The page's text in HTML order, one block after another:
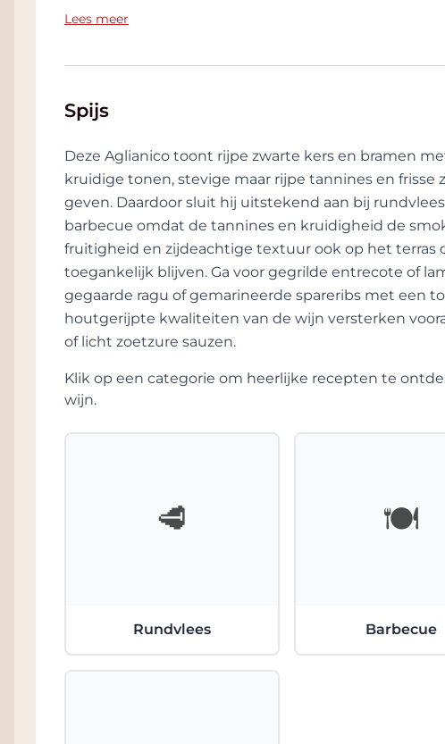
De oprichter van de wijnmakerij, Antonio
wereld reist. Van de kou van de Artic-landen tot
Domini) om te werken aan de verwezenlijking
de historie & tradities van zijn zo geliefde Taurasi,
wijnmakerij te starten.
Het wijnhuis heeft prachtige kelders met talrijke
gebouwd en ontworpen door Antonio, die ook
niet alleen de plaats waar barriques, flessen en
vertegenwoordigen een heus museum over de
en in de veelvoudige uitsparingen in de stenen
gereedschappen en voorwerpen gebruikt door
de gereedschappen en vaten is er een
geschenk van bevriende kunstenaars zijn
Niet alleen om de geuren en smaken, die eerder
door de kelders te dwalen, die de indruk wekken
geholpen door zijn vader én dankzij nauwgezet
Lees meer
Spijs
Deze Aglianico toont rijpe zwarte kers en bramen
kruidige tonen, stevige maar rijpe tannines en
geven. Daardoor sluit hij uitstekend aan bij
barbecue omdat de tannines en kruidigheid de
fruitigheid en zijdeachtige textuur ook op het terras
toegankelijk blijven. Ga voor gegrilde entrecote of
gegaarde ragu of gemarineerde spareribs met een
houtgerijpte kwaliteiten van de wijn versterken
of licht zoetzure sauzen.
Klik op een categorie om heerlijke recepten te
wijn.
🥩
Rundvlees
🍽️
Barbecue